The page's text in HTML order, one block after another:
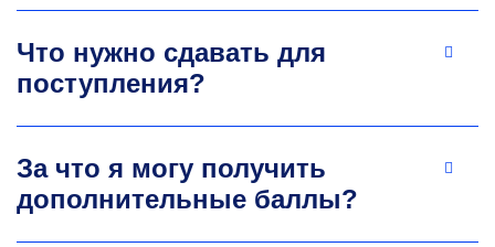
Станислав Анатольевич
Что нужно сдавать для
поступления?
За что я могу получить
дополнительные баллы?